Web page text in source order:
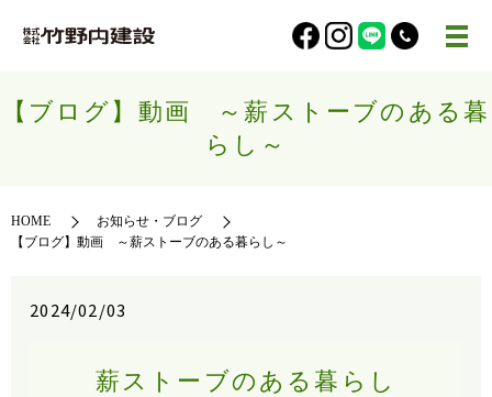
【ブログ】動画 ～薪ストーブのある暮
らし～
HOME
お知らせ・ブログ
【ブログ】動画 ～薪ストーブのある暮らし～
2024/02/03
薪ストーブのある暮らし